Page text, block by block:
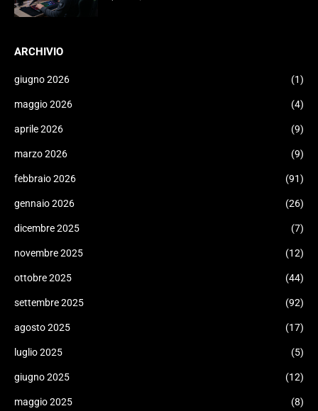
ARCHIVIO
giugno 2026 (1)
maggio 2026 (4)
aprile 2026 (9)
marzo 2026 (9)
febbraio 2026 (91)
gennaio 2026 (26)
dicembre 2025 (7)
novembre 2025 (12)
ottobre 2025 (44)
settembre 2025 (92)
agosto 2025 (17)
luglio 2025 (5)
giugno 2025 (12)
maggio 2025 (8)